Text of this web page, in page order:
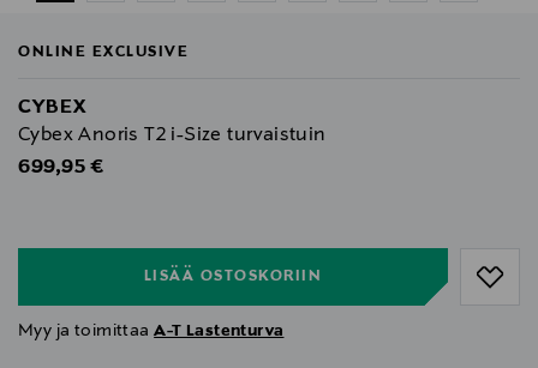
ONLINE EXCLUSIVE
CYBEX
Cybex Anoris T2 i-Size turvaistuin
Original Price
699,95 €
LISÄÄ OSTOSKORIIN
Myy ja toimittaaA-T Lastenturva